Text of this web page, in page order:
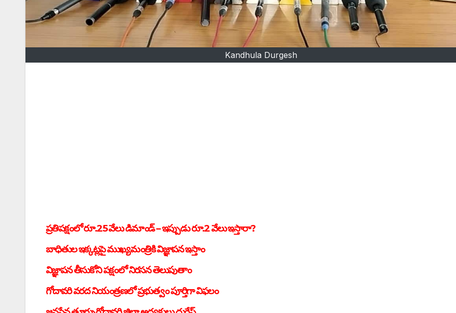
Kandhula Durgesh
ప్రతిపక్షంలో రూ.25 వేలు డిమాండ్ – ఇప్పుడు రూ.2 వేలు ఇస్తారా?
బాధితుల ఇక్కట్లపై ముఖ్యమంత్రికి విజ్ఞాపన ఇస్తాం
విజ్ఞాపన తీసుకోని పక్షంలో నిరసన తెలుపుతాం
గోదావరి వరద నియంత్రణలో ప్రభుత్వం పూర్తిగా విఫలం